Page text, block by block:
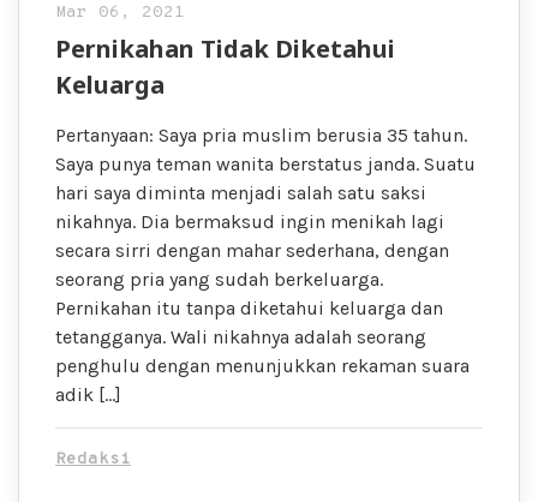
Mar 06, 2021
Pernikahan Tidak Diketahui
Keluarga
Pertanyaan: Saya pria muslim berusia 35 tahun.
Saya punya teman wanita berstatus janda. Suatu
hari saya diminta menjadi salah satu saksi
nikahnya. Dia bermaksud ingin menikah lagi
secara sirri dengan mahar sederhana, dengan
seorang pria yang sudah berkeluarga.
Pernikahan itu tanpa diketahui keluarga dan
tetangganya. Wali nikahnya adalah seorang
penghulu dengan menunjukkan rekaman suara
adik […]
Redaksi